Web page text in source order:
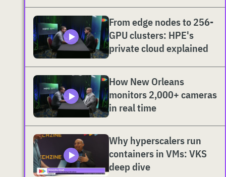
From edge nodes to 256-
GPU clusters: HPE's
private cloud explained
How New Orleans
monitors 2,000+ cameras
in real time
Why hyperscalers run
containers in VMs: VKS
deep dive